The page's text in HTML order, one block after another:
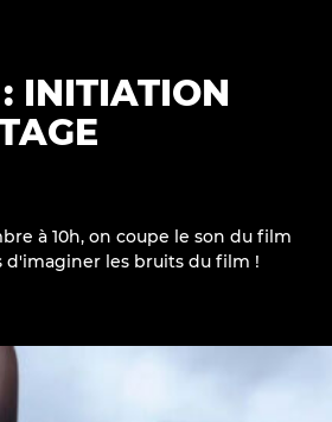
INITIATION
à 10h, on coupe le son du film
d'imaginer les bruits du film !